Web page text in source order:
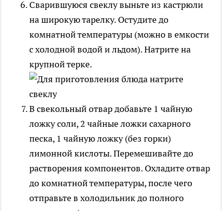
Сварившуюся свеклу выньте из кастрюли
на широкую тарелку. Остудите до
комнатной температуры (можно в емкости
с холодной водой и льдом). Натрите на
крупной терке.
В свекольный отвар добавьте 1 чайную
ложку соли, 2 чайные ложки сахарного
песка, 1 чайную ложку (без горки)
лимонной кислоты. Перемешивайте до
растворения компонентов. Охладите отвар
до комнатной температуры, после чего
отправьте в холодильник до полного